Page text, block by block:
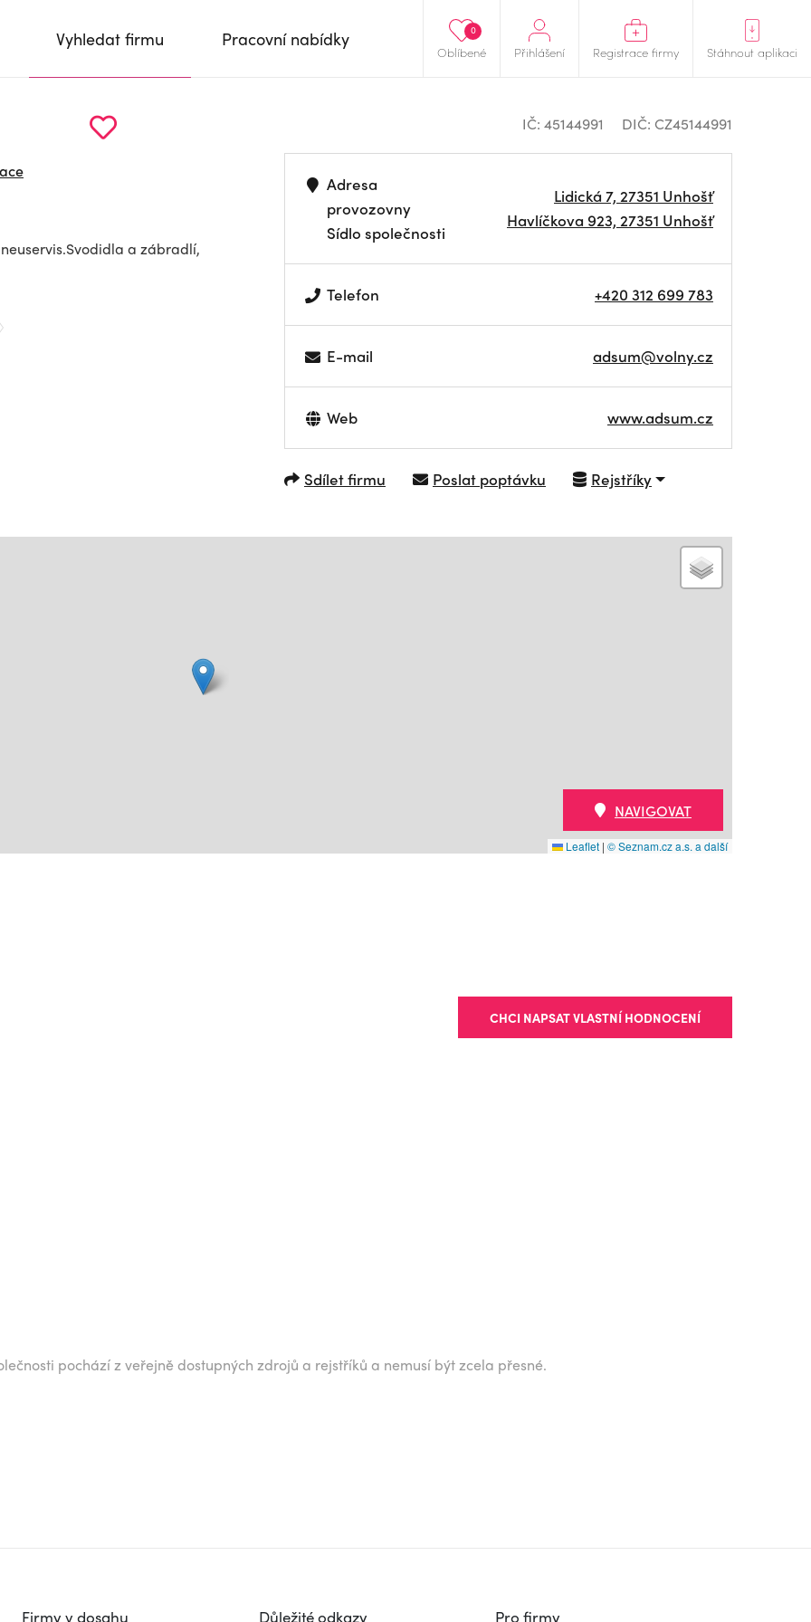
Oblíbené
0
Přihlášení Registrace firmy Stáhnout aplikaci
Vyhledat firmu Pracovní nabídky
a zábradlí,
IČ: 45144991 DIČ: CZ45144991
Adresa
provozovny
Sídlo společnosti
Lidická 7, 27351 Unhošť
Havlíčkova 923, 27351 Unhošť
Telefon +420 312 699 783
E-mail adsum@volny.cz
Web www.adsum.cz
Sdílet firmu Poslat poptávku Rejstříky
Leaflet | © Seznam.cz a.s. a další
NAVIGOVAT
CHCI NAPSAT VLASTNÍ HODNOCENÍ
pochází z veřejně dostupných zdrojů a rejstříků a nemusí být zcela přesné.
Firmy v dosahu Důležité odkazy Pro firmy